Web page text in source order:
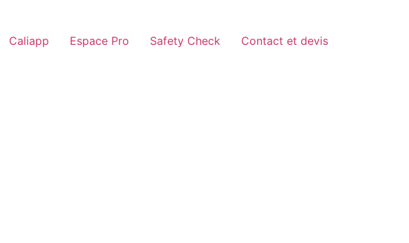
Caliapp Espace Pro Safety Check Contact et devis